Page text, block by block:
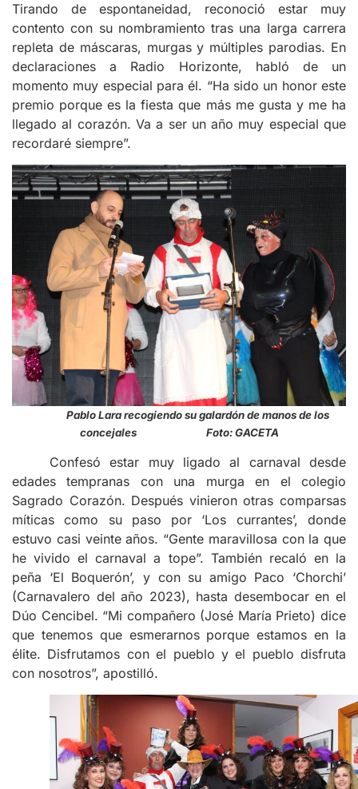
Tirando de espontaneidad, reconoció estar muy
contento con su nombramiento tras una larga carrera
repleta de máscaras, murgas y múltiples parodias. En
declaraciones a Radio Horizonte, habló de un
momento muy especial para él. “Ha sido un honor este
premio porque es la fiesta que más me gusta y me ha
llegado al corazón. Va a ser un año muy especial que
recordaré siempre”.
Pablo Lara recogiendo su galardón de manos de los
concejales Foto: GACETA
Confesó estar muy ligado al carnaval desde
edades tempranas con una murga en el colegio
Sagrado Corazón. Después vinieron otras comparsas
míticas como su paso por ‘Los currantes’, donde
estuvo casi veinte años. “Gente maravillosa con la que
he vivido el carnaval a tope”. También recaló en la
peña ‘El Boquerón’, y con su amigo Paco ‘Chorchi’
(Carnavalero del año 2023), hasta desembocar en el
Dúo Cencibel. “Mi compañero (José María Prieto) dice
que tenemos que esmerarnos porque estamos en la
élite. Disfrutamos con el pueblo y el pueblo disfruta
con nosotros”, apostilló.